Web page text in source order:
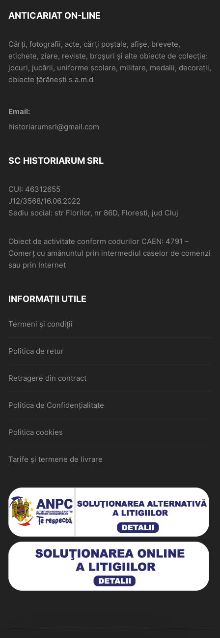
ANTICARIAT ON-LINE
Cărți, fotografii, acte, cărți poștale, afișe, brevete,
etichete, ziare, reviste, broșuri și alte obiecte de colecție:
jocuri, jucării, uniforme școlare, militare, medalii, decorații,
obiecte țărănești s.a.m.d
Email:
historiarumsrl@gmail.com
SC HISTORIARUM SRL
CUI: 46312655
J12/3568/16.06.2022
Sediu social: str Florilor, nr 86D, Floresti, jud Cluj
Obiect de activitate conform codurilor CAEN: 4791 –
Comerţ cu amănuntul prin intermediul caselor de comenzi
sau prin Internet
INFORMAȚII UTILE
Termeni și condiții
Politica de retur
Retragere din contract
Politica de Confidențialitate
Politica cookies
Tarife și termene de livrare